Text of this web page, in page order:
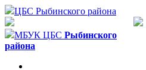
ЦБС Рыбинского района
МБУК ЦБС Рыбинского
района